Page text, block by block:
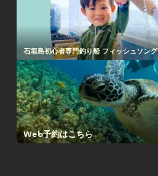
石垣島初心者専門釣り船 フィッシュソング
Web予約はこちら